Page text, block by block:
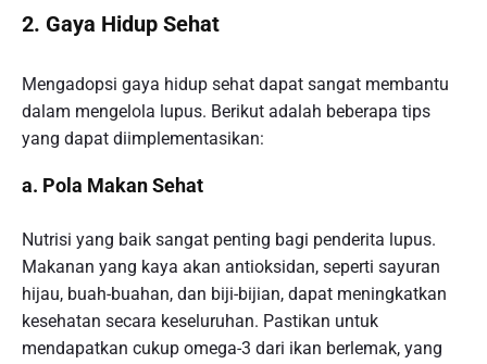
2. Gaya Hidup Sehat
Mengadopsi gaya hidup sehat dapat sangat membantu
dalam mengelola lupus. Berikut adalah beberapa tips
yang dapat diimplementasikan:
a. Pola Makan Sehat
Nutrisi yang baik sangat penting bagi penderita lupus.
Makanan yang kaya akan antioksidan, seperti sayuran
hijau, buah-buahan, dan biji-bijian, dapat meningkatkan
kesehatan secara keseluruhan. Pastikan untuk
mendapatkan cukup omega-3 dari ikan berlemak, yang